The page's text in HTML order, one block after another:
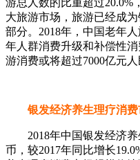
游总人数的比重超过20.0%
大旅游市场，旅游已经成
部分。2018年，中国老年
年人群消费升级和补偿性
游消费或将超过7000亿元人
银发经济养生理疗消费
2018年中国银发经济养
币，较2017年同比增长